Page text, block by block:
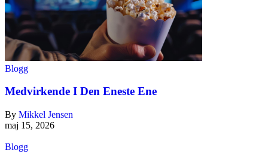
Blogg
Medvirkende I Den Eneste Ene
By Mikkel Jensen
maj 15, 2026
Blogg